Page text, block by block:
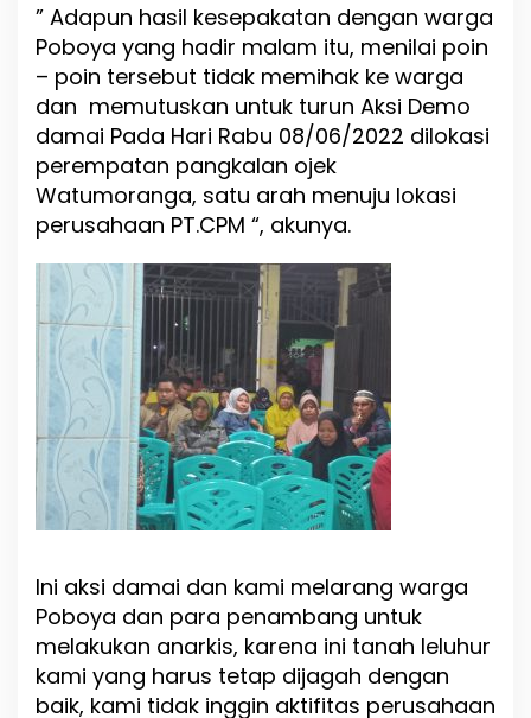
” Adapun hasil kesepakatan dengan warga
Poboya yang hadir malam itu, menilai poin
– poin tersebut tidak memihak ke warga
dan memutuskan untuk turun Aksi Demo
damai Pada Hari Rabu 08/06/2022 dilokasi
perempatan pangkalan ojek
Watumoranga, satu arah menuju lokasi
perusahaan PT.CPM “, akunya.
Ini aksi damai dan kami melarang warga
Poboya dan para penambang untuk
melakukan anarkis, karena ini tanah leluhur
kami yang harus tetap dijagah dengan
baik, kami tidak inggin aktifitas perusahaan